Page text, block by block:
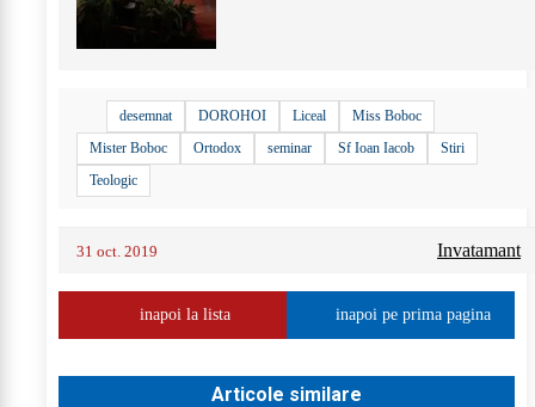
desemnat DOROHOI Liceal
Miss Boboc
Mister Boboc
Ortodox seminar Sf Ioan Iacob
Stiri
Teologic
31 oct. 2019 Invatamant
inapoi la lista inapoi pe prima pagina
Articole similare